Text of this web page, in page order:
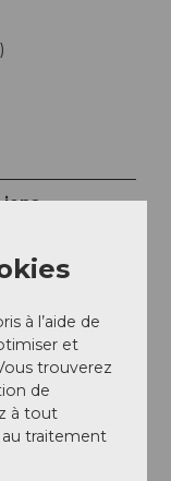
winter
à l’arrêt de
stations ou
à l’aide de
et
trouverez
de
à tout
traitement